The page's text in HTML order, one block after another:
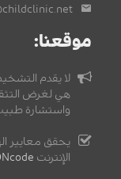
موقعنا:
لا يقدم
هي لغرض
واستشارة
يحقق معايير
الإنترنت